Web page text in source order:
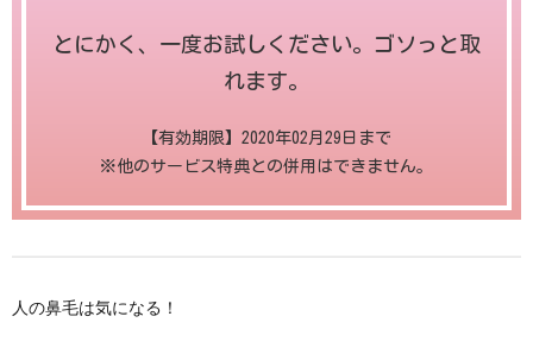
とにかく、一度お試しください。ゴソっと取
れます。
【有効期限】2020年02月29日まで
※他のサービス特典との併用はできません。
人の鼻毛は気になる！